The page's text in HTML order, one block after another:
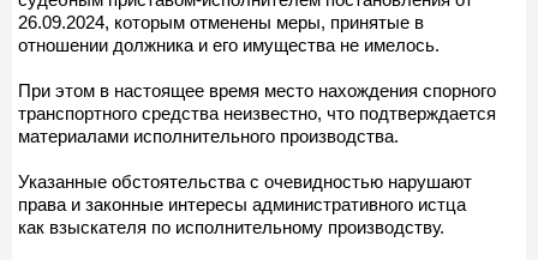
26.09.2024, которым отменены меры, принятые в
отношении должника и его имущества не имелось.
При этом в настоящее время место нахождения спорного
транспортного средства неизвестно, что подтверждается
материалами исполнительного производства.
Указанные обстоятельства с очевидностью нарушают
права и законные интересы административного истца
как взыскателя по исполнительному производству.